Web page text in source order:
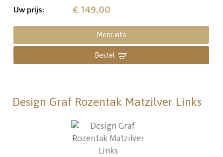
Uw prijs: € 149,00
Meer info
Bestel
Design Graf Rozentak Matzilver Links